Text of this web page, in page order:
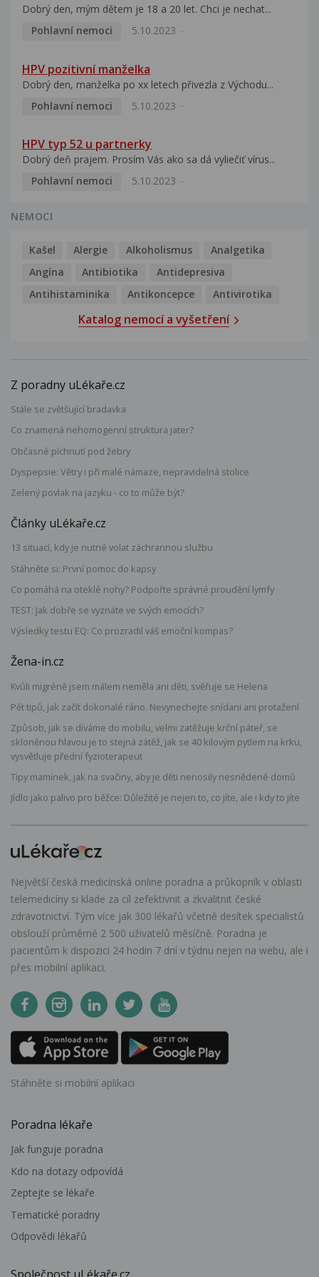
Dobrý den, mým dětem je 18 a 20 let. Chci je nechat...
Pohlavní nemoci
5.10.2023
HPV pozitivní manželka
Dobrý den, manželka po xx letech přivezla z Východu...
Pohlavní nemoci
5.10.2023
HPV typ 52 u partnerky
Dobrý deň prajem. Prosím Vás ako sa dá vyliečiť vírus...
Pohlavní nemoci
5.10.2023
NEMOCI
Kašel Alergie Alkoholismus
Analgetika
Angína
Antibiotika
Antidepresiva
Antihistaminika
Antikoncepce Antivirotika
Katalog nemocí a vyšetření
Z poradny uLékaře.cz
Stále se zvětšující bradavka
Co znamená nehomogenní struktura jater?
Občasné píchnutí pod žebry
Dyspepsie: Větry i při malé námaze, nepravidelná stolice
Zelený povlak na jazyku - co to může být?
Články uLékaře.cz
13 situací, kdy je nutné volat záchrannou službu
Stáhněte si: První pomoc do kapsy
Co pomáhá na oteklé nohy? Podpořte správné proudění lymfy
TEST: Jak dobře se vyznáte ve svých emocích?
Výsledky testu EQ: Co prozradil váš emoční kompas?
Žena-in.cz
Kvůli migréně jsem málem neměla ani děti, svěřuje se Helena
Pět tipů, jak začít dokonalé ráno. Nevynechejte snídani ani protažení
Způsob, jak se díváme do mobilu, velmi zatěžuje krční páteř, se
skloněnou hlavou je to stejná zátěž, jak se 40 kilovým pytlem na krku,
vysvětluje přední fyzioterapeut
Tipy maminek, jak na svačiny, aby je děti nenosily nesnědené domů
Jídlo jako palivo pro běžce: Důležité je nejen to, co jíte, ale i kdy to jíte
Největší česká medicínská online poradna a průkopník v oblasti
telemedicíny si klade za cíl zefektivnit a zkvalitnit české
zdravotnictví. Tým více jak 300 lékařů včetně desítek specialistů
obslouží průměrně 2 500 uživatelů měsíčně. Poradna je
pacientům k dispozici 24 hodin 7 dní v týdnu nejen na webu, ale i
přes mobilní aplikaci.
Stáhněte si mobilní aplikaci
Poradna lékaře
Jak funguje poradna
Kdo na dotazy odpovídá
Zeptejte se lékaře
Tematické poradny
Odpovědi lékařů